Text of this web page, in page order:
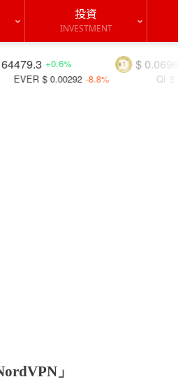
投資
INVESTMENT
$ 0.06963 -0.1%
QI $ 0.00119 -9.4%
-8.8%
」